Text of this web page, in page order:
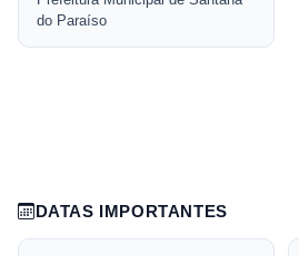
do Paraíso
DATAS IMPORTANTES